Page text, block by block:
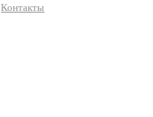
Контакты